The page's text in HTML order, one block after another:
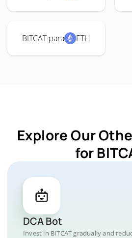
BITCAT para ETH
Explore Our
for
DCA Bot
Invest in BITCAT gradually and